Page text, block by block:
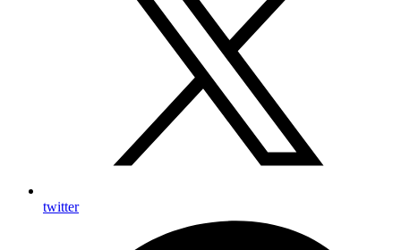
twitter